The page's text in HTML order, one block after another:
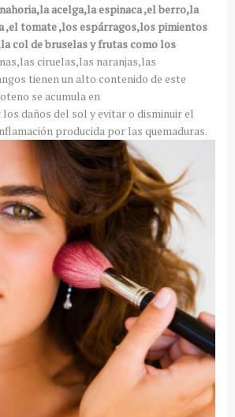
acelga,la espinaca ,el berro,la
,el tomate ,los espárragos,los pimientos
col de bruselas y frutas como los
ciruelas,las naranjas,las
tienen un alto contenido de este
se acumula en
daños del sol y evitar o disminuir el
producida por las quemaduras.